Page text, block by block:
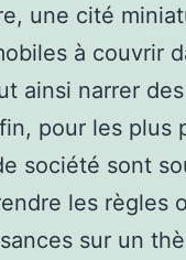
une cité
à couvrir
ainsi narrer
pour les plus
société sont
les règles
sur un